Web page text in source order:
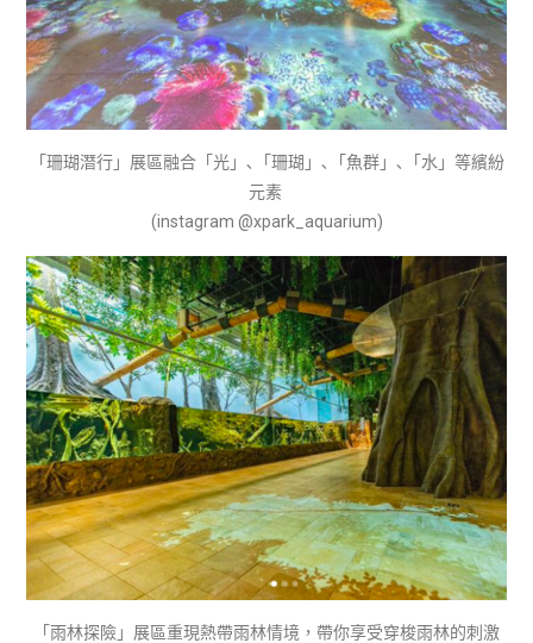
「珊瑚潛行」展區融合「光」､「珊瑚」､「魚群」､「水」等繽紛
元素
(instagram @xpark_aquarium)
「雨林探險」展區重現熱帶雨林情境，帶你享受穿梭雨林的刺激